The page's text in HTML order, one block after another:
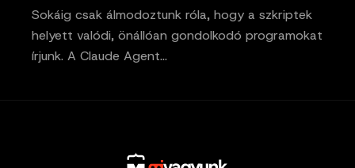
Sokáig csak álmodoztunk róla, hogy a szkriptek
helyett valódi, önállóan gondolkodó programokat
írjunk. A Claude Agent…